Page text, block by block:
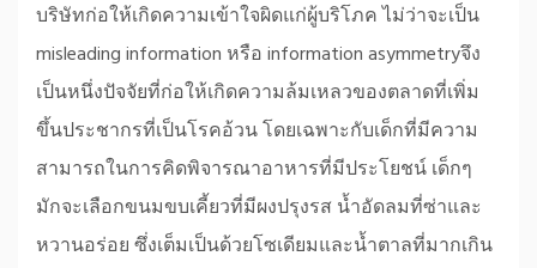
บริษัทก่อให้เกิดความเข้าใจผิดแก่ผู้บริโภค ไม่ว่าจะเป็น
misleading information หรือ information asymmetryจึง
เป็นหนึ่งปัจจัยที่ก่อให้เกิดความล้มเหลวของตลาดที่เพิ่ม
ขึ้นประชากรที่เป็นโรคอ้วน โดยเฉพาะกับเด็กที่มีความ
สามารถในการคิดพิจารณาอาหารที่มีประโยชน์ เด็กๆ
มักจะเลือกขนมขบเคี้ยวที่มีผงปรุงรส น้ำอัดลมที่ซ่าและ
หวานอร่อย ซึ่งเต็มเป็นด้วยโซเดียมและน้ำตาลที่มากเกิน